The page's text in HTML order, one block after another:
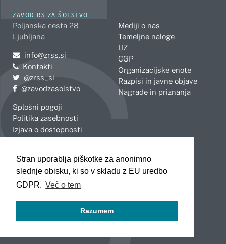
Stran uporablja piškotke za anonimno
slednje obisku, ki so v skladu z EU uredbo
GDPR. Več o tem
Razumem
ZAVOD RS ZA ŠOLSTVO
Poljanska cesta 28
Ljubljana
Pošljite e-mail na
info@zrss.si
Kontakti
Pojdite na Twitter:
@zrss_si
Pojdite na Facebook:
@zavodzasolstvo
Splošni pogoji
Politika zasebnosti
Izjava o dostopnosti
Mediji o nas
Temeljne naloge
IJZ
CGP
Organizacijske enote
Razpisi in javne objave
Nagrade in priznanja
Celje
Koper
Kranj
Novo mesto
Slovenj Gradec